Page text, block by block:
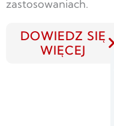
zastosowaniach.
DOWIEDZ SIĘ
WIĘCEJ